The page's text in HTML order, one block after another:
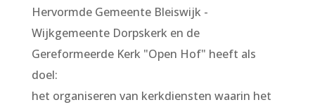
Hervormde Gemeente Bleiswijk -
Wijkgemeente Dorpskerk en de
Gereformeerde Kerk "Open Hof" heeft als
doel:
het organiseren van kerkdiensten waarin het